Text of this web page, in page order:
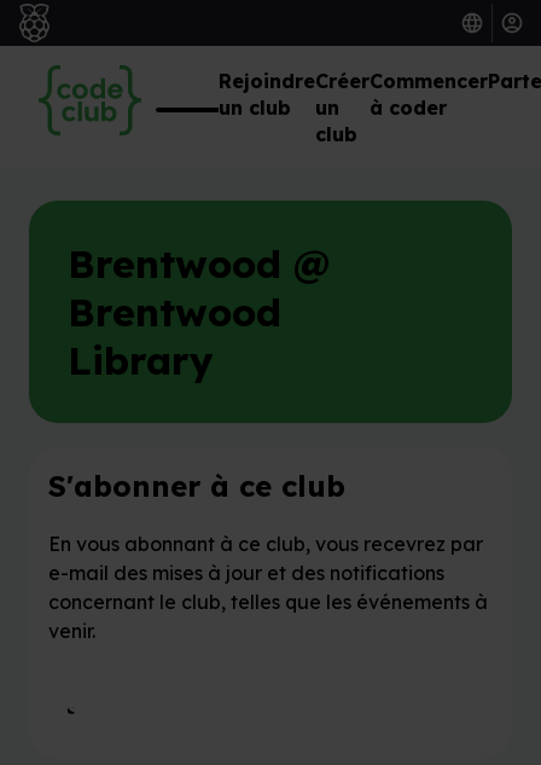
Rejoindre
un club
Créer
un
club
Commencer
à coder
Brentwood @
Brentwood
Library
S'abonner à ce club
En vous abonnant à ce club, vous recevrez par
e-mail des mises à jour et des notifications
concernant le club, telles que les événements à
venir.
S'abonner à ce club